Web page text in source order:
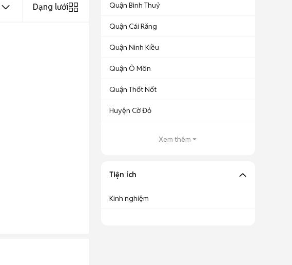
Dạng lưới Quận Bình Thuỷ
Quận Cái Răng
Quận Ninh Kiều
Quận Ô Môn
Quận Thốt Nốt
Huyện Cờ Đỏ
Xem thêm
Tiện ích
Kinh nghiệm